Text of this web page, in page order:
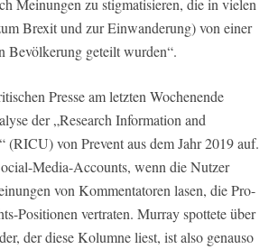
Meinungen zu stigmatisieren, die in vielen
Brexit und zur Einwanderung) von einer
Bevölkerung geteilt wurden“.
Presse am letzten Wochenende
der „Research Information and
(RICU) von Prevent aus dem Jahr 2019 auf.
Media-Accounts, wenn die Nutzer
von Kommentatoren lasen, die Pro-
Positionen vertraten. Murray spottete über
der diese Kolumne liest, ist also genauso